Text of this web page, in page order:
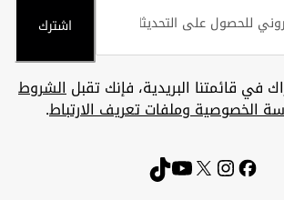
اشترك
في قائمتنا البريدية، فإنك تقبلالشروط
الخصوصية وملفات تعريف الارتباط.